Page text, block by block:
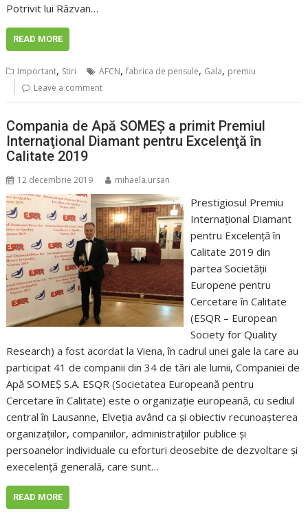
Potrivit lui Răzvan…
READ MORE
Important, Stiri AFCN,fabrica de pensule, Gala, premiu
Leave a comment
Compania de Apă SOMEȘ a primit Premiul
Internaţional Diamant pentru Excelenţă în
Calitate 2019
12 decembrie 2019 mihaela.ursan
Prestigiosul Premiu
Internaţional Diamant
pentru Excelenţă în
Calitate 2019 din
partea Societății
Europene pentru
Cercetare în Calitate
(ESQR – European
Society for Quality
Research) a fost acordat la Viena, în cadrul unei gale la care au
participat 41 de companii din 34 de tări ale lumii, Companiei de
Apă SOMEȘ S.A. ESQR (Societatea Europeană pentru
Cercetare în Calitate) este o organizaţie europeană, cu sediul
central în Lausanne, Elveţia având ca și obiectiv recunoaşterea
organizaţiilor, companiilor, administraţiilor publice şi
persoanelor individuale cu eforturi deosebite de dezvoltare şi
execelenţă generală, care sunt…
READ MORE